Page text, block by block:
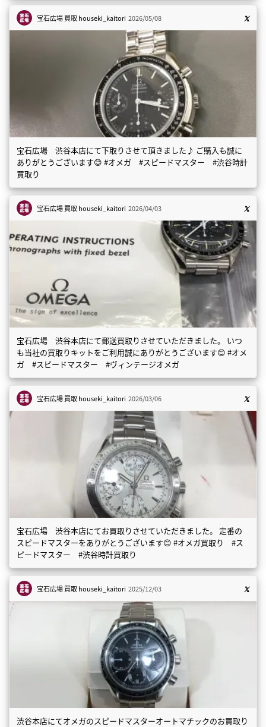
宝石広場 買取houseki_kaitori 2026/05/08
宝石広場 渋谷本店にて下取りさせて頂きました♪ ご購入も誠に
ありがとうございます😊 #オメガ #スピードマスター #渋谷時計
買取り
宝石広場 買取houseki_kaitori 2026/04/03
宝石広場 渋谷本店にて郵送買取りさせていただきました。 いつ
も当社の買取りキットをご利用誠にありがとうございます😊 #オメ
ガ #スピードマスター #ヴィンテージオメガ
宝石広場 買取houseki_kaitori 2026/03/06
宝石広場 渋谷本店にてお買取りさせていただきました。 定番の
スピードマスターをありがとうございます😊 #オメガ買取り #ス
ピードマスター #渋谷時計買取り
宝石広場 買取houseki_kaitori 2025/12/03
渋谷本店にてオメガのスピードマスターオートマチックのお買取り